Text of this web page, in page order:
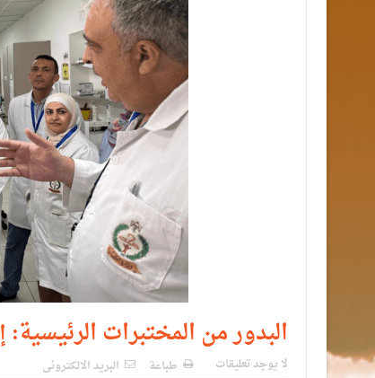
البدور من المختبرات
لا يوجد تعليقات طباعة البريد الالكترونى